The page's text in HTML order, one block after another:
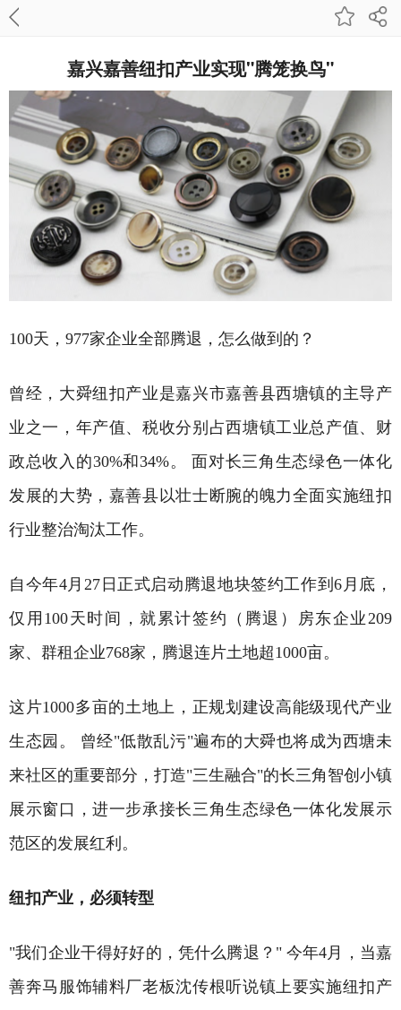
嘉兴嘉善纽扣产业实现"腾笼换鸟"
100天，977家企业全部腾退，怎么做到的？
曾经，大舜纽扣产业是嘉兴市嘉善县西塘镇的主导产
业之一，年产值、税收分别占西塘镇工业总产值、财
政总收入的30%和34%。 面对长三角生态绿色一体化
发展的大势，嘉善县以壮士断腕的魄力全面实施纽扣
行业整治淘汰工作。
自今年4月27日正式启动腾退地块签约工作到6月底，
仅用100天时间，就累计签约（腾退）房东企业209
家、群租企业768家，腾退连片土地超1000亩。
这片1000多亩的土地上，正规划建设高能级现代产业
生态园。 曾经"低散乱污"遍布的大舜也将成为西塘未
来社区的重要部分，打造"三生融合"的长三角智创小镇
展示窗口，进一步承接长三角生态绿色一体化发展示
范区的发展红利。
纽扣产业，必须转型
"我们企业干得好好的，凭什么腾退？" 今年4月，当嘉
善奔马服饰辅料厂老板沈传根听说镇上要实施纽扣产